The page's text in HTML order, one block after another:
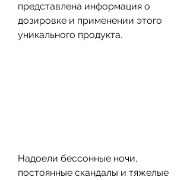
представлена информация о
дозировке и применении этого
уникального продукта.
Надоели бессонные ночи,
постоянные скандалы и тяжелые